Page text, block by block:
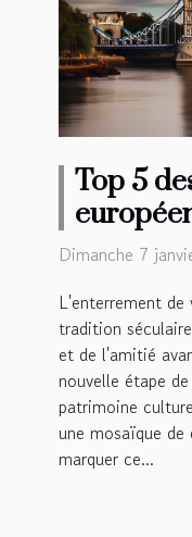
Top 5
Dimanche 7
L'enterrement
tradition
et de l'amitié
nouvelle étape
patrimoine
une mosaïque
marquer ce...